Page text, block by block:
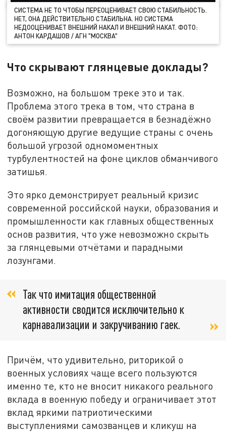
CИСТЕМА НЕ ТО ЧТОБЫ ПЕРЕОЦЕНИВАЕТ СВОЮ СТАБИЛЬНОСТЬ.
НЕТ, ОНА ДЕЙСТВИТЕЛЬНО СТАБИЛЬНА. НО СИСТЕМА
НЕДООЦЕНИВАЕТ ВНЕШНИЙ НАКАЛ И ВНЕШНИЙ НАКАТ. ФОТО:
АНТОН КАРДАШОВ / АГН "МОСКВА"
Что скрывают глянцевые доклады?
Возможно, на большом треке это и так.
Проблема этого трека в том, что страна в
своём развитии превращается в безнадёжно
догоняющую другие ведущие страны с очень
большой угрозой одномоментных
турбулентностей на фоне циклов обманчивого
затишья.
Это ярко демонстрирует реальный кризис
современной российской науки, образования и
промышленности как главных общественных
основ развития, что уже невозможно скрыть
за глянцевыми отчётами и парадными
лозунгами.
Так что имитация общественной
активности сводится исключительно к
карнавализации и закручиванию гаек.
Причём, что удивительно, риторикой о
военных условиях чаще всего пользуются
именно те, кто не вносит никакого реального
вклада в военную победу и ограничивает этот
вклад яркими патриотическими
выступлениями самозванцев и кликуш на